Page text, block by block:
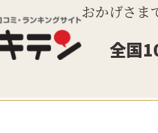
おかげさま
全国